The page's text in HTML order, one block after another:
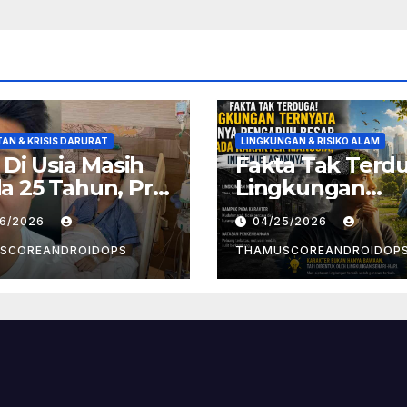
& KRISIS DARURAT
Usia Masih
25 Tahun, Pria
Divonis
Limfoma, Ini
2026
LINGKUNGAN & RISIKO ALAM
Fakta Tak
Lingkungan
Ternyata Punya
Pengaruh
Pada Karakter
Manusia, Ini
04/25/2026